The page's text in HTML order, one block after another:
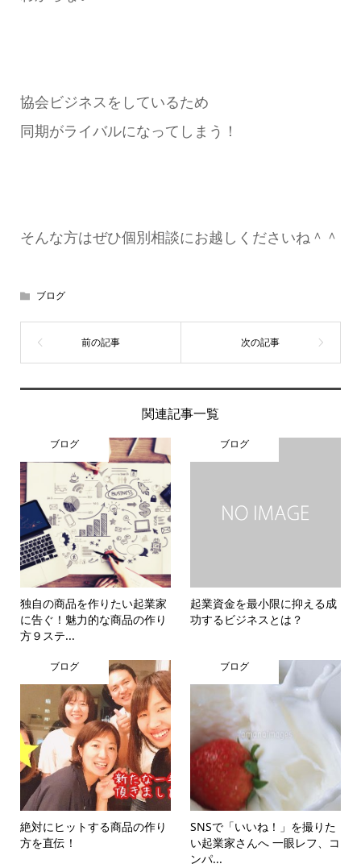
協会ビジネスをしているため
同期がライバルになってしまう！
そんな方はぜひ個別相談にお越しくださいね＾＾
ブログ
関連記事一覧
ブログ
独自の商品を作りたい起業家
に告ぐ！魅力的な商品の作り
方９ステ...
ブログ
起業資金を最小限に抑える成
功するビジネスとは？
ブログ
絶対にヒットする商品の作り
方を直伝！
ブログ
SNSで「いいね！」を撮りた
い起業家さんへ 一眼レフ、コ
ンパ...